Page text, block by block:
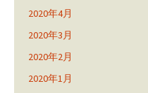
2020年4月
2020年3月
2020年2月
2020年1月